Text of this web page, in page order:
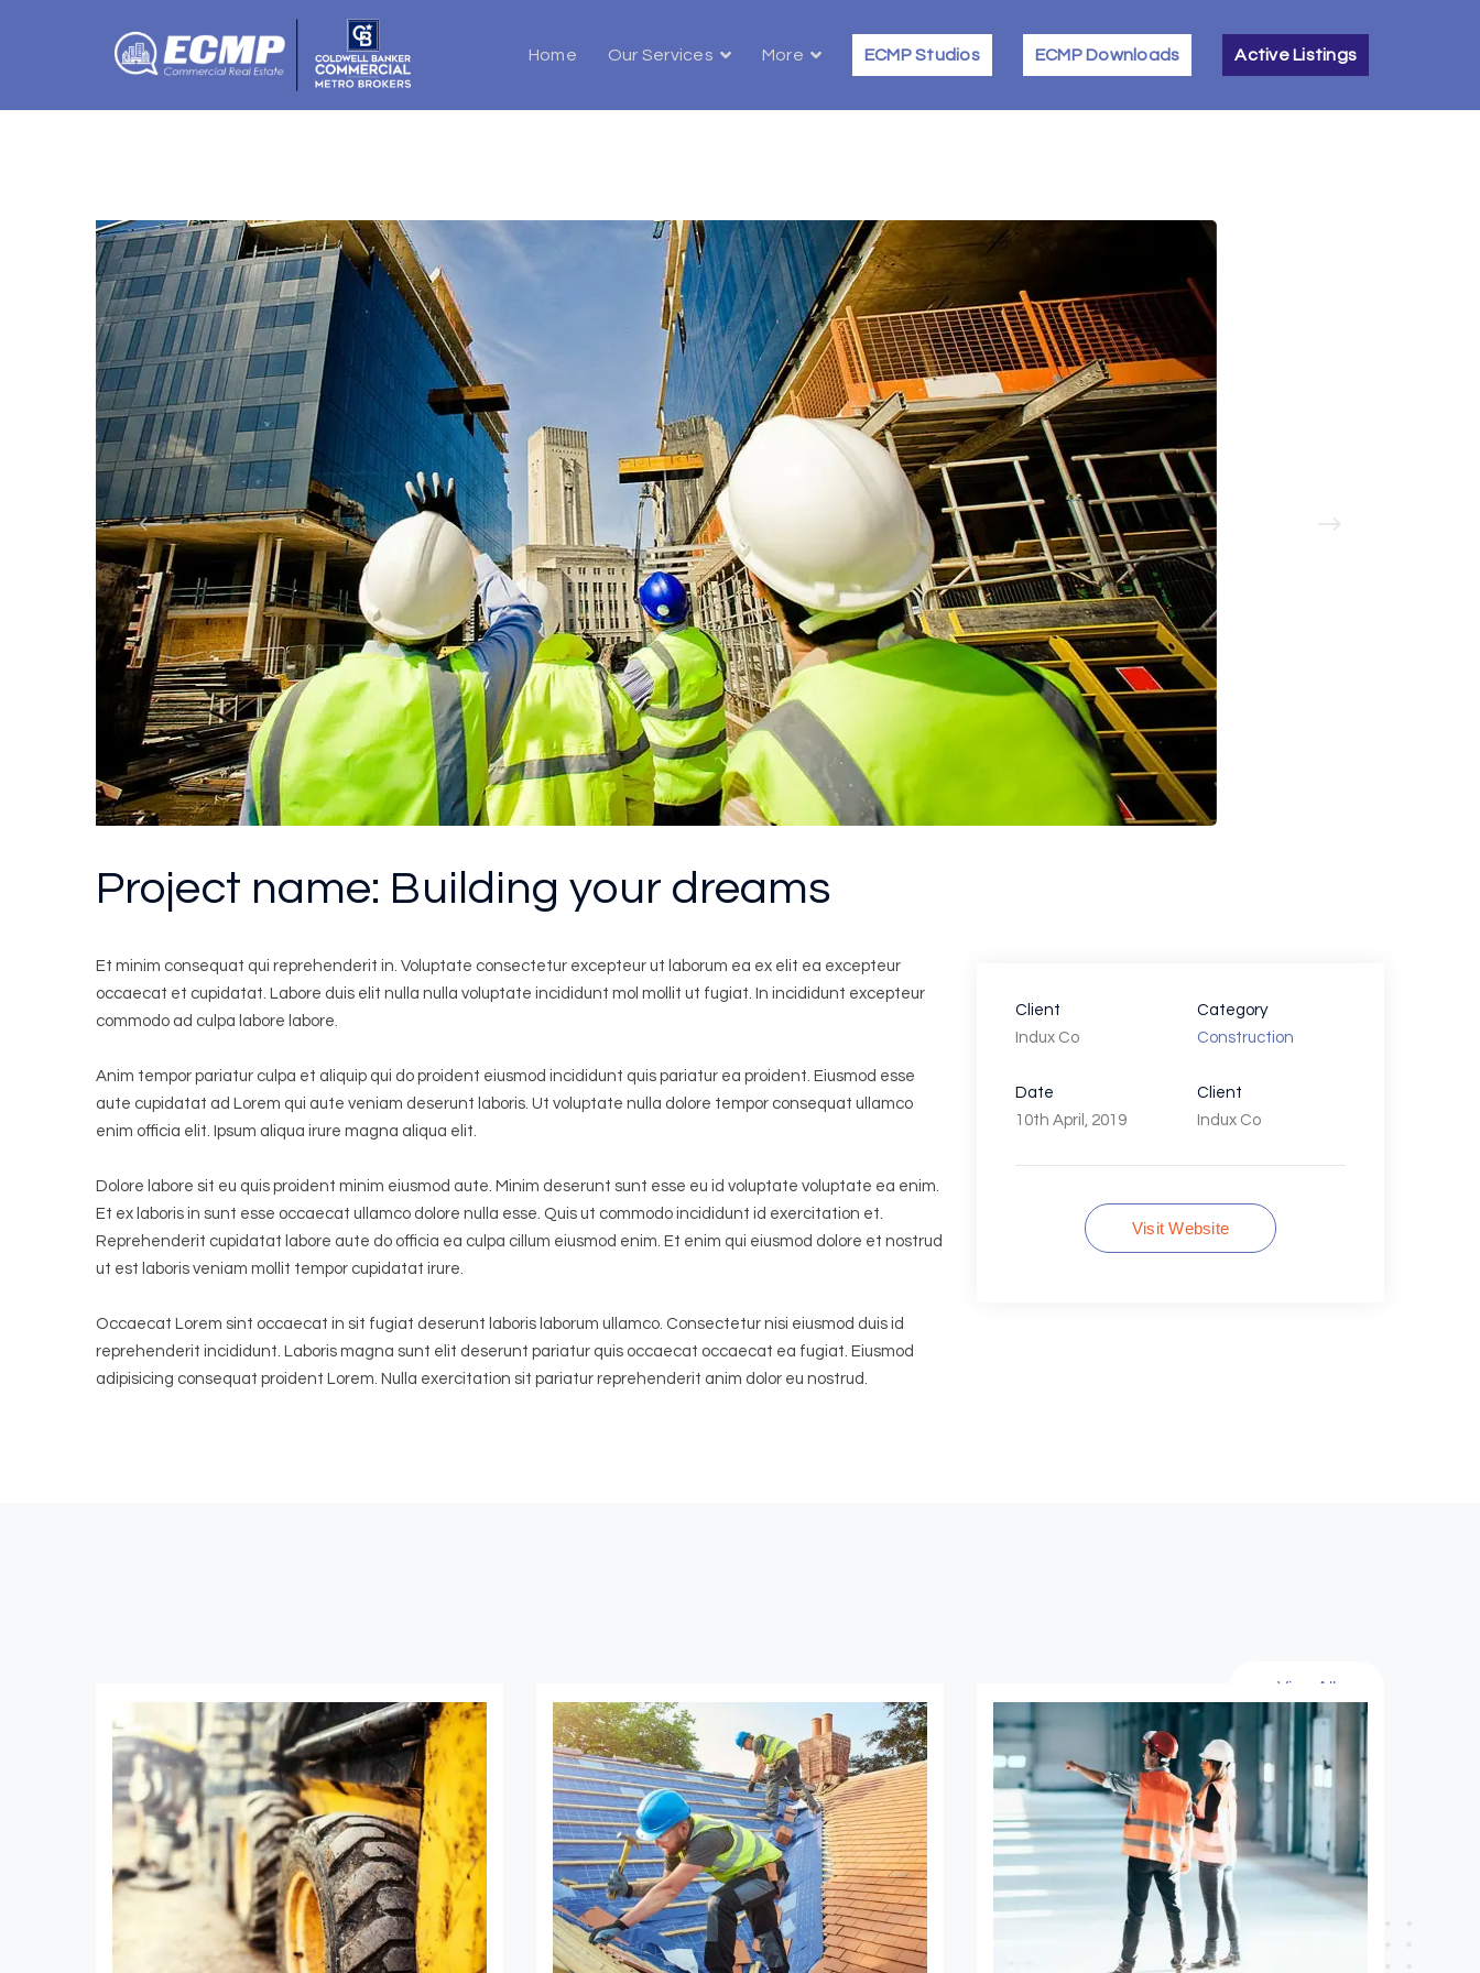
Home Our Services More ECMP Studios ECMP Downloads Active Listings
Project name: Building your dreams
Et minim consequat qui reprehenderit in. Voluptate consectetur excepteur ut laborum ea ex elit ea excepteur
occaecat et cupidatat. Labore duis elit nulla nulla voluptate incididunt mol mollit ut fugiat. In incididunt excepteur
commodo ad culpa labore labore.
Anim tempor pariatur culpa et aliquip qui do proident eiusmod incididunt quis pariatur ea proident. Eiusmod esse
aute cupidatat ad Lorem qui aute veniam deserunt laboris. Ut voluptate nulla dolore tempor consequat ullamco
enim officia elit. Ipsum aliqua irure magna aliqua elit.
Dolore labore sit eu quis proident minim eiusmod aute. Minim deserunt sunt esse eu id voluptate voluptate ea enim.
Et ex laboris in sunt esse occaecat ullamco dolore nulla esse. Quis ut commodo incididunt id exercitation et.
Reprehenderit cupidatat labore aute do officia ea culpa cillum eiusmod enim. Et enim qui eiusmod dolore et nostrud
ut est laboris veniam mollit tempor cupidatat irure.
Occaecat Lorem sint occaecat in sit fugiat deserunt laboris laborum ullamco. Consectetur nisi eiusmod duis id
reprehenderit incididunt. Laboris magna sunt elit deserunt pariatur quis occaecat occaecat ea fugiat. Eiusmod
adipisicing consequat proident Lorem. Nulla exercitation sit pariatur reprehenderit anim dolor eu nostrud.
Client
Indux Co
Category
Construction
Date
10th April, 2019
Client
Indux Co
Visit Website
View All